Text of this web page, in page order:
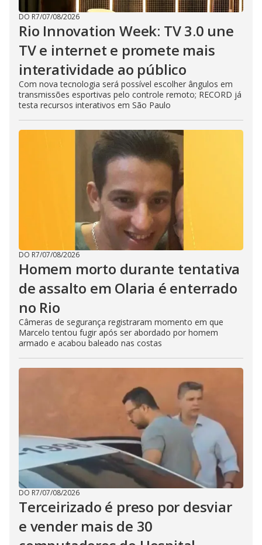
DO R7/07/08/2026
Rio Innovation Week: TV 3.0 une
TV e internet e promete mais
interatividade ao público
Com nova tecnologia será possível escolher ângulos em
transmissões esportivas pelo controle remoto; RECORD já
testa recursos interativos em São Paulo
DO R7/07/08/2026
Homem morto durante tentativa
de assalto em Olaria é enterrado
no Rio
Câmeras de segurança registraram momento em que
Marcelo tentou fugir após ser abordado por homem
armado e acabou baleado nas costas
DO R7/07/08/2026
Terceirizado é preso por desviar
e vender mais de 30